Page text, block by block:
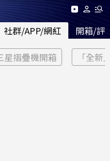
社群/APP/網紅 開箱/評
星摺疊機開箱 「全新